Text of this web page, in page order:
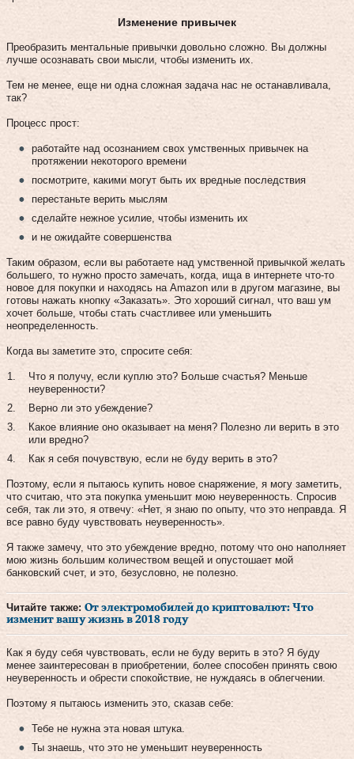
Изменение привычек
Преобразить ментальные привычки довольно сложно. Вы должны
лучше осознавать свои мысли, чтобы изменить их.
Тем не менее, еще ни одна сложная задача нас не останавливала,
так?
Процесс прост:
работайте над осознанием свох умственных привычек на
протяжении некоторого времени
посмотрите, какими могут быть их вредные последствия
перестаньте верить мыслям
сделайте нежное усилие, чтобы изменить их
и не ожидайте совершенства
Таким образом, если вы работаете над умственной привычкой желать
большего, то нужно просто замечать, когда, ища в интернете что-то
новое для покупки и находясь на Amazon или в другом магазине, вы
готовы нажать кнопку «Заказать». Это хороший сигнал, что ваш ум
хочет больше, чтобы стать счастливее или уменьшить
неопределенность.
Когда вы заметите это, спросите себя:
Что я получу, если куплю это? Больше счастья? Меньше
неуверенности?
Верно ли это убеждение?
Какое влияние оно оказывает на меня? Полезно ли верить в это
или вредно?
Как я себя почувствую, если не буду верить в это?
Поэтому, если я пытаюсь купить новое снаряжение, я могу заметить,
что считаю, что эта покупка уменьшит мою неуверенность. Спросив
себя, так ли это, я отвечу: «Нет, я знаю по опыту, что это неправда. Я
все равно буду чувствовать неуверенность».
Я также замечу, что это убеждение вредно, потому что оно наполняет
мою жизнь большим количеством вещей и опустошает мой
банковский счет, и это, безусловно, не полезно.
Читайте также: От электромобилей до криптовалют: Что
изменит вашу жизнь в 2018 году
Как я буду себя чувствовать, если не буду верить в это? Я буду
менее заинтересован в приобретении, более способен принять свою
неуверенность и обрести спокойствие, не нуждаясь в облегчении.
Поэтому я пытаюсь изменить это, сказав себе:
Тебе не нужна эта новая штука.
Ты знаешь, что это не уменьшит неуверенность